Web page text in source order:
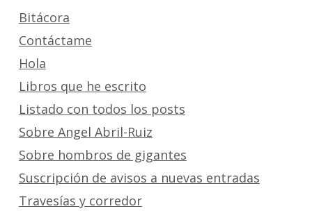
Bitácora
Contáctame
Hola
Libros que he escrito
Listado con todos los posts
Sobre Angel Abril-Ruiz
Sobre hombros de gigantes
Suscripción de avisos a nuevas entradas
Travesías y corredor